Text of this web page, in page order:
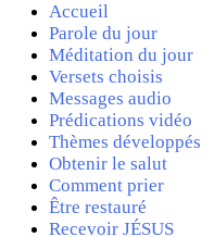
Accueil
Parole du jour
Méditation du jour
Versets choisis
Messages audio
Prédications vidéo
Thèmes développés
Obtenir le salut
Comment prier
Être restauré
Recevoir JÉSUS